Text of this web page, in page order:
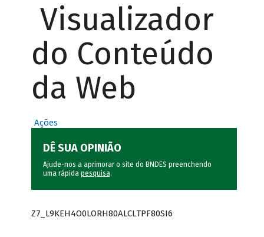
Visualizador
do Conteúdo
da Web
Ações
DÊ SUA OPINIÃO
Ajude-nos a aprimorar o site do BNDES preenchendo
uma rápida pesquisa.
Z7_L9KEH4O0LORH80ALCLTPF80SI6